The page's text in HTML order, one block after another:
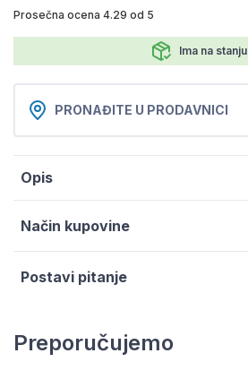
Prosečna ocena 4.29 od 5
Ima na stanju
PRONAĐITE U PRODAVNICI
Opis
Način kupovine
Postavi pitanje
Preporučujemo